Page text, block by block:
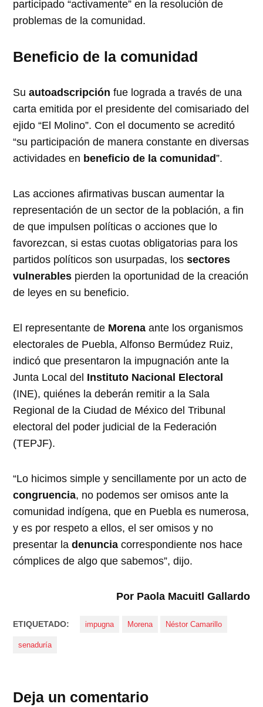
participado “activamente” en la resolución de
problemas de la comunidad.
Beneficio de la comunidad
Suautoadscripción fue lograda a través de una
carta emitida por el presidente del comisariado del
ejido “El Molino”. Con el documento se acreditó
“su participación de manera constante en diversas
actividades en beneficio de la comunidad”.
Las acciones afirmativas buscan aumentar la
representación de un sector de la población, a fin
de que impulsen políticas o acciones que lo
favorezcan, si estas cuotas obligatorias para los
partidos políticos son usurpadas, lossectores
vulnerables pierden la oportunidad de la creación
de leyes en su beneficio.
El representante de Morena ante los organismos
electorales de Puebla, Alfonso Bermúdez Ruiz,
indicó que presentaron la impugnación ante la
Junta Local del Instituto Nacional Electoral
(INE), quiénes la deberán remitir a la Sala
Regional de la Ciudad de México del Tribunal
electoral del poder judicial de la Federación
(TEPJF).
“Lo hicimos simple y sencillamente por un acto de
congruencia, no podemos ser omisos ante la
comunidad indígena, que en Puebla es numerosa,
y es por respeto a ellos, el ser omisos y no
presentar ladenuncia correspondiente nos hace
cómplices de algo que sabemos”, dijo.
Por Paola Macuitl Gallardo
ETIQUETADO: impugna Morena Néstor Camarillo
senaduría
Deja un comentario